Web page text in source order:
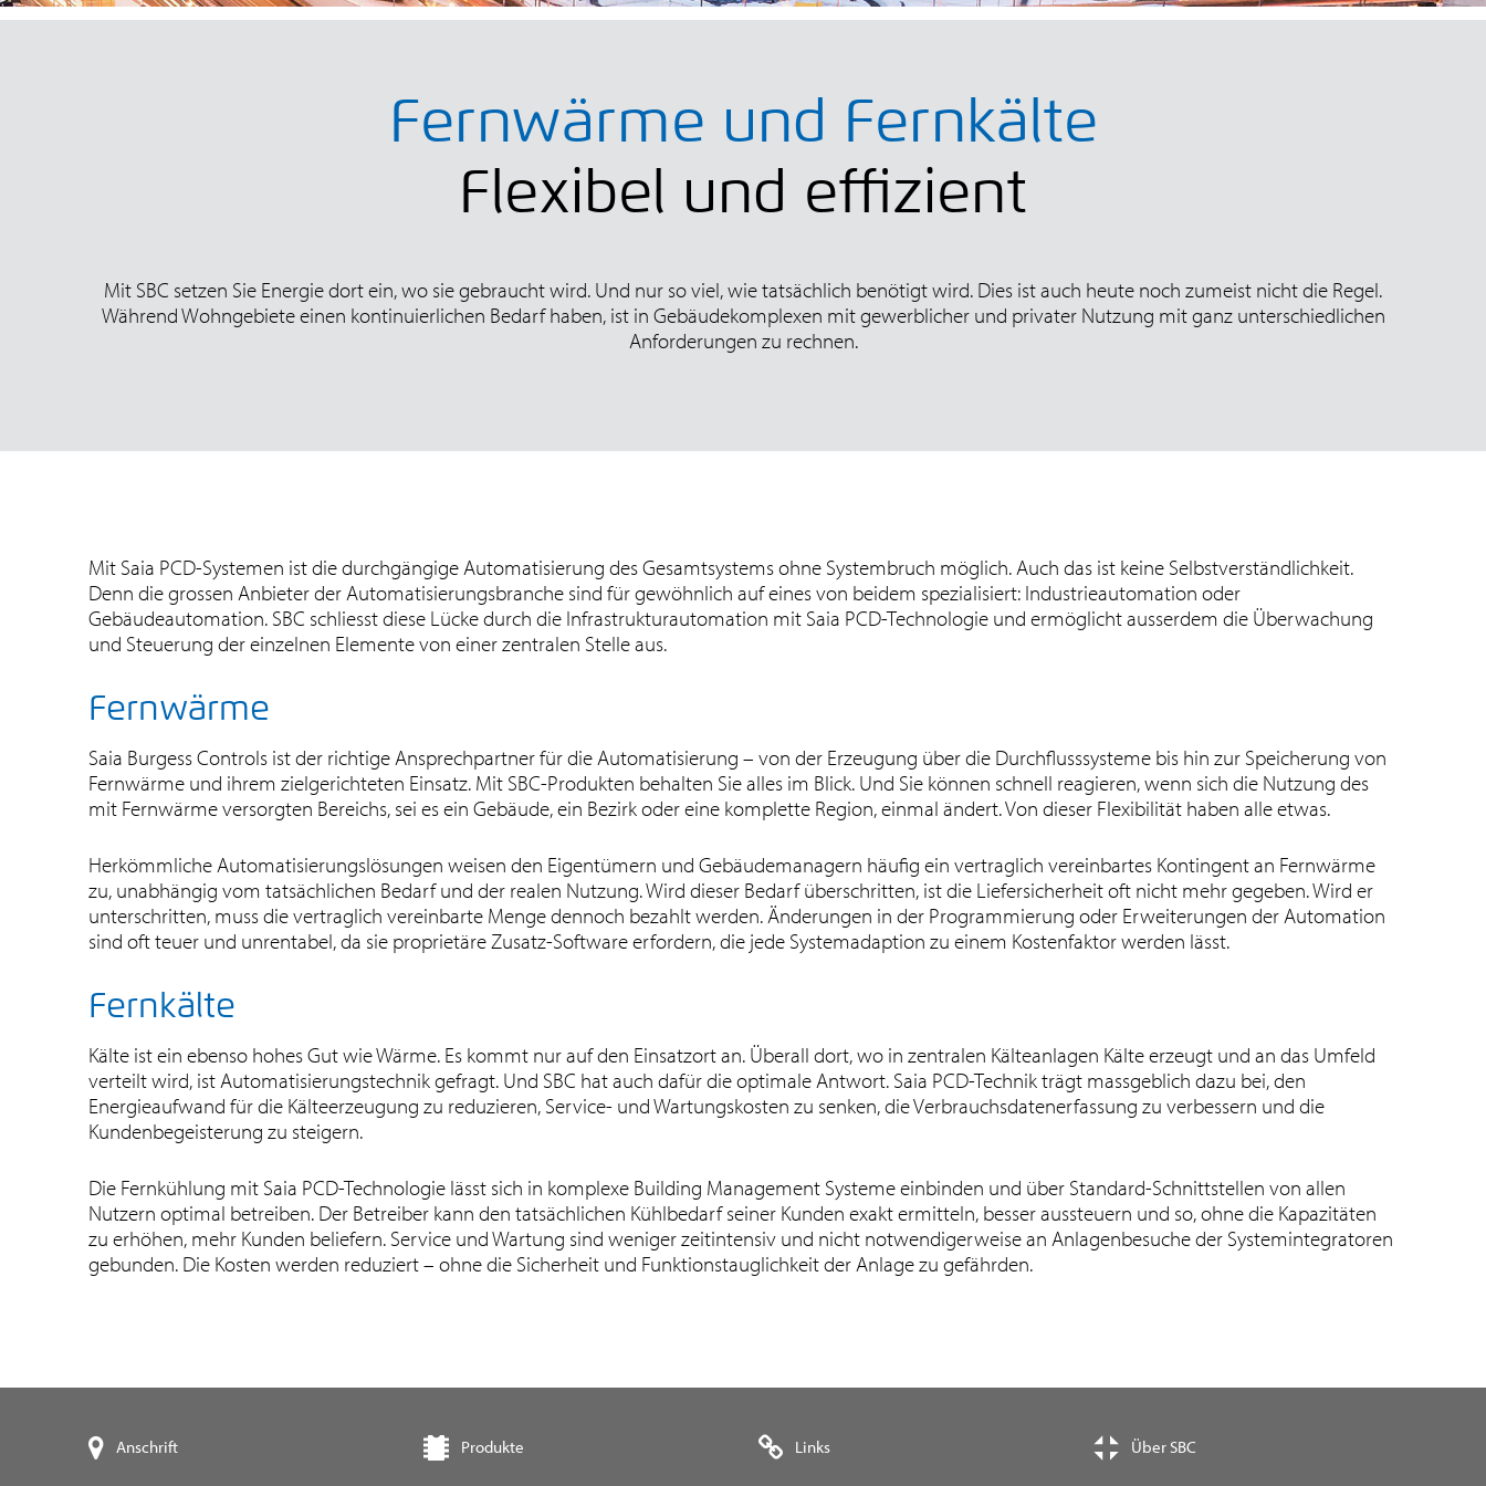
Fernwärme und Fernkälte
Flexibel und effizient
Mit SBC setzen Sie Energie dort ein, wo sie gebraucht wird. Und nur so viel, wie tatsächlich benötigt wird. Dies ist auch heute noch zumeist nicht die Regel.
Während Wohngebiete einen kontinuierlichen Bedarf haben, ist in Gebäudekomplexen mit gewerblicher und privater Nutzung mit ganz unterschiedlichen
Anforderungen zu rechnen.
Mit Saia PCD-Systemen ist die durchgängige Automatisierung des Gesamtsystems ohne Systembruch möglich. Auch das ist keine Selbstverständlichkeit.
Denn die grossen Anbieter der Automatisierungsbranche sind für gewöhnlich auf eines von beidem spezialisiert: Industrieautomation oder
Gebäudeautomation. SBC schliesst diese Lücke durch die Infrastrukturautomation mit Saia PCD-Technologie und ermöglicht ausserdem die Überwachung
und Steuerung der einzelnen Elemente von einer zentralen Stelle aus.
Fernwärme
Saia Burgess Controls ist der richtige Ansprechpartner für die Automatisierung – von der Erzeugung über die Durchflusssysteme bis hin zur Speicherung von
Fernwärme und ihrem zielgerichteten Einsatz. Mit SBC-Produkten behalten Sie alles im Blick. Und Sie können schnell reagieren, wenn sich die Nutzung des
mit Fernwärme versorgten Bereichs, sei es ein Gebäude, ein Bezirk oder eine komplette Region, einmal ändert. Von dieser Flexibilität haben alle etwas.
Herkömmliche Automatisierungslösungen weisen den Eigentümern und Gebäudemanagern häufig ein vertraglich vereinbartes Kontingent an Fernwärme
zu, unabhängig vom tatsächlichen Bedarf und der realen Nutzung. Wird dieser Bedarf überschritten, ist die Liefersicherheit oft nicht mehr gegeben. Wird er
unterschritten, muss die vertraglich vereinbarte Menge dennoch bezahlt werden. Änderungen in der Programmierung oder Erweiterungen der Automation
sind oft teuer und unrentabel, da sie proprietäre Zusatz-Software erfordern, die jede Systemadaption zu einem Kostenfaktor werden lässt.
Fernkälte
Kälte ist ein ebenso hohes Gut wie Wärme. Es kommt nur auf den Einsatzort an. Überall dort, wo in zentralen Kälteanlagen Kälte erzeugt und an das Umfeld
verteilt wird, ist Automatisierungstechnik gefragt. Und SBC hat auch dafür die optimale Antwort. Saia PCD-Technik trägt massgeblich dazu bei, den
Energieaufwand für die Kälteerzeugung zu reduzieren, Service- und Wartungskosten zu senken, die Verbrauchsdatenerfassung zu verbessern und die
Kundenbegeisterung zu steigern.
Die Fernkühlung mit Saia PCD-Technologie lässt sich in komplexe Building Management Systeme einbinden und über Standard-Schnittstellen von allen
Nutzern optimal betreiben. Der Betreiber kann den tatsächlichen Kühlbedarf seiner Kunden exakt ermitteln, besser aussteuern und so, ohne die Kapazitäten
zu erhöhen, mehr Kunden beliefern. Service und Wartung sind weniger zeitintensiv und nicht notwendigerweise an Anlagenbesuche der Systemintegratoren
gebunden. Die Kosten werden reduziert – ohne die Sicherheit und Funktionstauglichkeit der Anlage zu gefährden.
Anschrift Produkte Links Über SBC